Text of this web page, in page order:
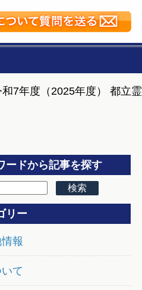
和7年度（2025年度） 都立霊
ードから記事を探す
リー
報
て